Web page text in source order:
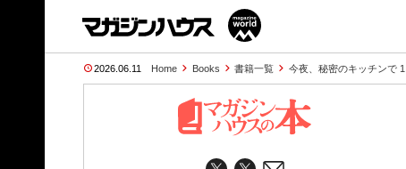
2026.06.11 Home Books 書籍一覧 今夜、秘密のキッチンで 1